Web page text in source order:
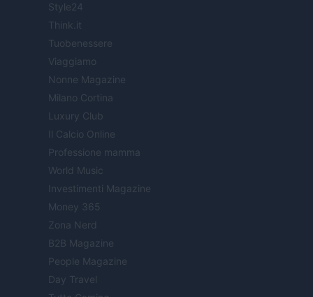
Style24
Think.it
Tuobenessere
Viaggiamo
Nonne Magazine
Milano Cortina
Luxury Club
Il Calcio Online
Professione mamma
World Music
Investimenti Magazine
Money 365
Zona Nerd
B2B Magazine
People Magazine
Day Travel